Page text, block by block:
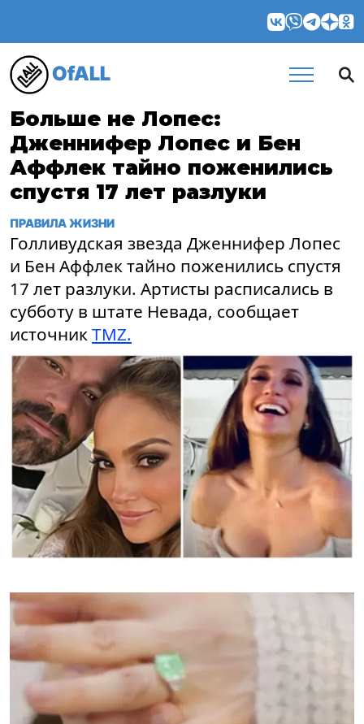
OfALL
Больше не Лопес:
Дженнифер Лопес и Бен
Аффлек тайно поженились
спустя 17 лет разлуки
ПРАВИЛА ЖИЗНИ
Голливудская звезда Дженнифер Лопес
и Бен Аффлек тайно поженились спустя
17 лет разлуки. Артисты расписались в
субботу в штате Невада, сообщает
источникTMZ.